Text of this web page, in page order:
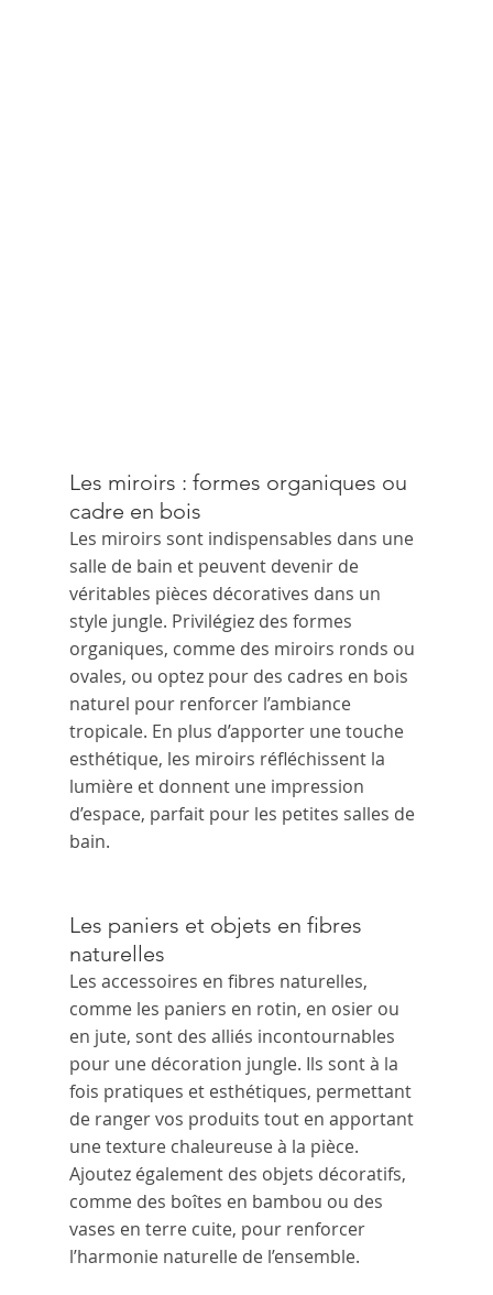
Les miroirs : formes organiques ou
cadre en bois
Les miroirs sont indispensables dans une
salle de bain et peuvent devenir de
véritables pièces décoratives dans un
style jungle. Privilégiez des formes
organiques, comme des miroirs ronds ou
ovales, ou optez pour des cadres en bois
naturel pour renforcer l’ambiance
tropicale. En plus d’apporter une touche
esthétique, les miroirs réfléchissent la
lumière et donnent une impression
d’espace, parfait pour les petites salles de
bain.
Les paniers et objets en fibres
naturelles
Les accessoires en fibres naturelles,
comme les paniers en rotin, en osier ou
en jute, sont des alliés incontournables
pour une décoration jungle. Ils sont à la
fois pratiques et esthétiques, permettant
de ranger vos produits tout en apportant
une texture chaleureuse à la pièce.
Ajoutez également des objets décoratifs,
comme des boîtes en bambou ou des
vases en terre cuite, pour renforcer
l’harmonie naturelle de l’ensemble.